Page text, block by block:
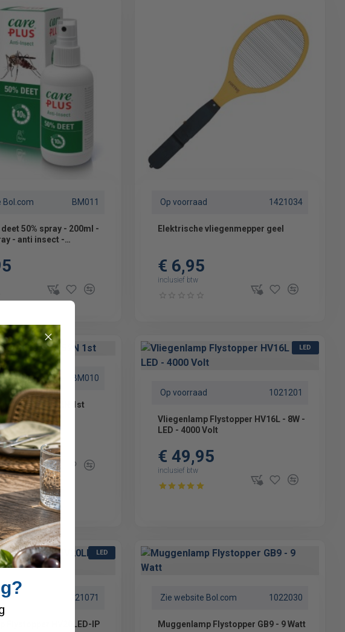
Bol.com BM011
50% spray - 200ml -
- anti insect -
Op voorraad 1421034
Elektrische vliegenmepper geel
€ 6,95
inclusief btw
Bol.com BM010
15852N 1st
LED
Op voorraad 1021201
Vliegenlamp Flystopper HV16L - 8W -
LED - 4000 Volt
€ 49,95
inclusief btw
LED
1221071
Flystopper HV20LED-IP
Zie website Bol.com 1022030
Muggenlamp Flystopper GB9 - 9 Watt